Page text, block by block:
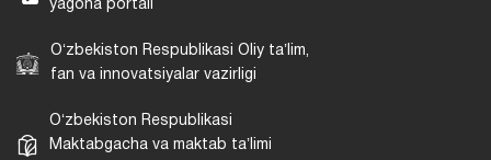
yagona portali
Oʻzbekiston Respublikasi Oliy taʼlim,
fan va innovatsiyalar vazirligi
Oʻzbekiston Respublikasi
Maktabgacha va maktab taʼlimi